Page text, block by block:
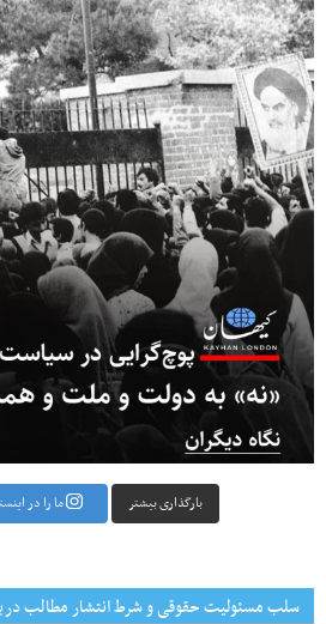
بارگذاری بیشتر ما را در
سلب مسئولیت حقوقی و شرط انتشار مطالب